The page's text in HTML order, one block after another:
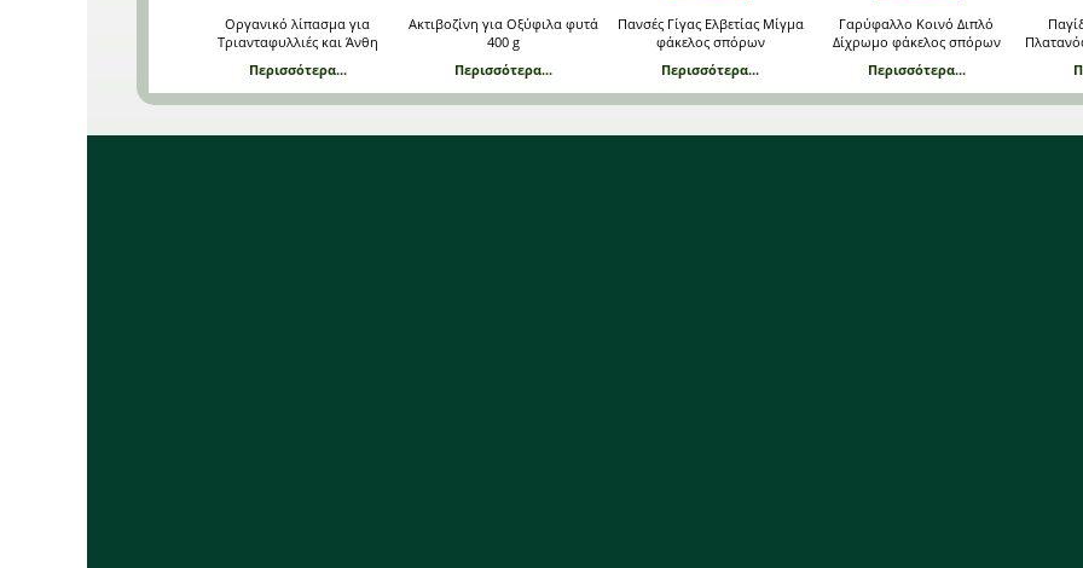
Οργανικό λίπασμα για
Τριανταφυλλιές και Άνθη
Περισσότερα...
Ακτιβοζίνη για Οξύφιλα φυτά
400 g
Περισσότερα...
Πανσές Γίγας Ελβετίας Μίγμα
φάκελος σπόρων
Περισσότερα...
Γαρύφαλλο Κοινό Διπλό
Δίχρωμο φάκελος σπόρων
Περισσότερα...